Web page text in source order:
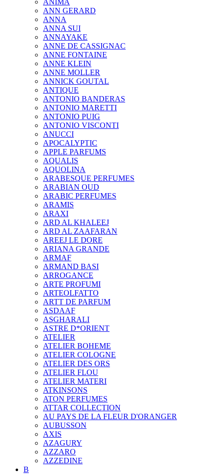
ANIMA
ANN GERARD
ANNA
ANNA SUI
ANNAYAKE
ANNE DE CASSIGNAC
ANNE FONTAINE
ANNE KLEIN
ANNE MOLLER
ANNICK GOUTAL
ANTIQUE
ANTONIO BANDERAS
ANTONIO MARETTI
ANTONIO PUIG
ANTONIO VISCONTI
ANUCCI
APOCALYPTIC
APPLE PARFUMS
AQUALIS
AQUOLINA
ARABESQUE PERFUMES
ARABIAN OUD
ARABIC PERFUMES
ARAMIS
ARAXI
ARD AL KHALEEJ
ARD AL ZAAFARAN
AREEJ LE DORE
ARIANA GRANDE
ARMAF
ARMAND BASI
ARROGANCE
ARTE PROFUMI
ARTEOLFATTO
ARTT DE PARFUM
ASDAAF
ASGHARALI
ASTRE D*ORIENT
ATELIER
ATELIER BOHEME
ATELIER COLOGNE
ATELIER DES ORS
ATELIER FLOU
ATELIER MATERI
ATKINSONS
ATON PERFUMES
ATTAR COLLECTION
AU PAYS DE LA FLEUR D'ORANGER
AUBUSSON
AXIS
AZAGURY
AZZARO
AZZEDINE
B